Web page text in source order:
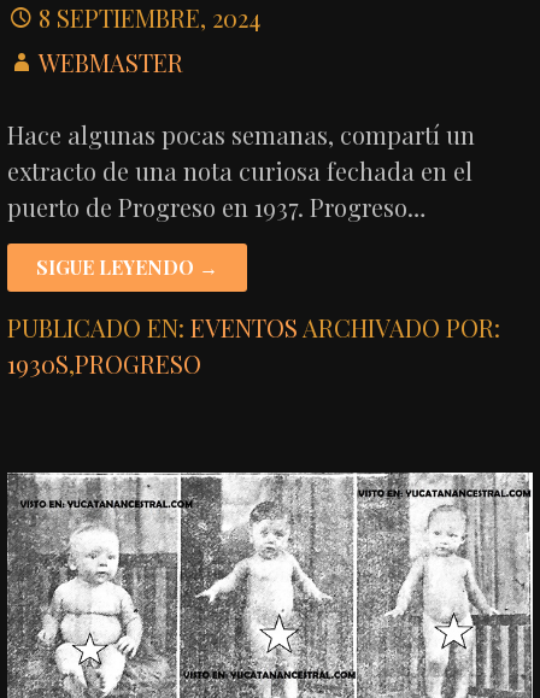
8 SEPTIEMBRE, 2024
WEBMASTER
Hace algunas pocas semanas, compartí un
extracto de una nota curiosa fechada en el
puerto de Progreso en 1937. Progreso…
SIGUE LEYENDO →
PUBLICADO EN:EVENTOS ARCHIVADO POR:
1930S,PROGRESO